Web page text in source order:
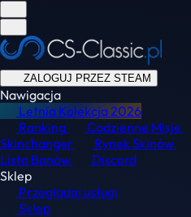
ZALOGUJ PRZEZ STEAM
Nawigacja
Letnia Kolekcja2026
Ranking
Codzienne Misje
Skinchanger
Rynek Skinów
Lista Banów
Discord
Sklep
Przeglądaj usługi
Sklep